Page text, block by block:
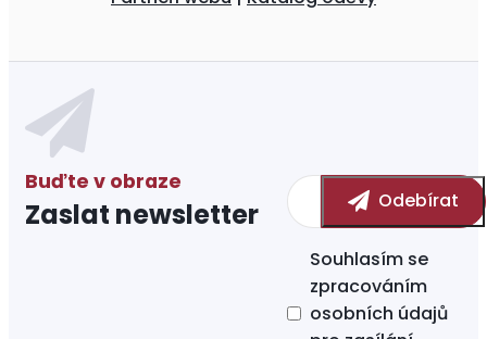
Zaslat newsletter
Souhlasím se
zpracováním
osobních údajů